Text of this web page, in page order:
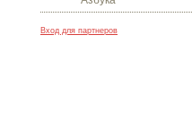
Вход для партнеров